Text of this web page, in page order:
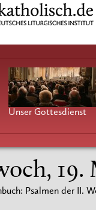
Unser Gottesdienst
19.
Psalmen der II.